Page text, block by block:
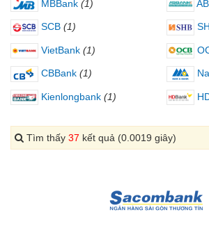
MBBank (1)
SCB (1)
VietBank (1)
CBBank (1)
Kienlongbank (1)
Tìm thấy 37 kết quả (0.0019 giây)